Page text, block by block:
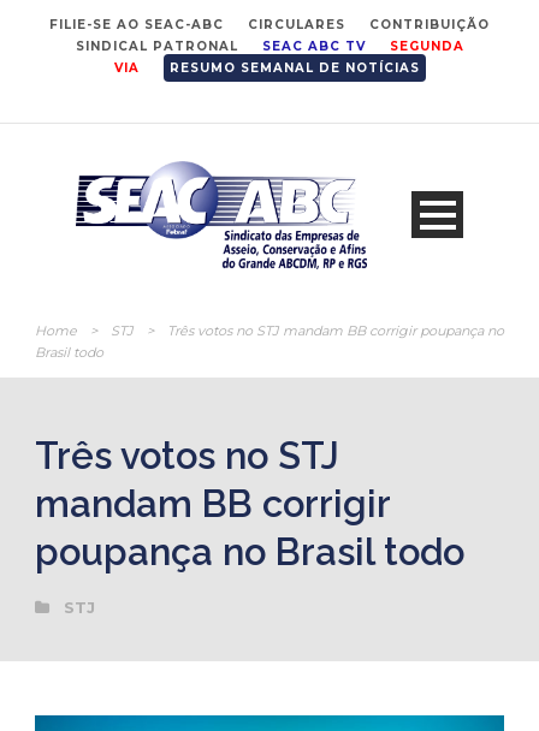
FILIE-SE AO SEAC-ABC CIRCULARES
CONTRIBUIÇÃO
SINDICAL PATRONAL
SEAC ABC TV
SEGUNDA
VIA
RESUMO SEMANAL DE NOTÍCIAS
Home > STJ >
Três votos no STJ mandam BB corrigir poupança no
Brasil todo
Três votos no STJ
mandam BB corrigir
poupança no Brasil todo
STJ